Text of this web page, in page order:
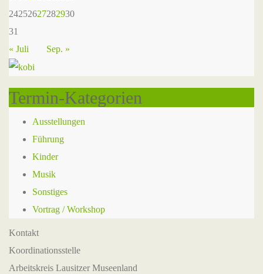
24252627282930
31
« Juli
Sep. »
Termin-Kategorien
Ausstellungen
Führung
Kinder
Musik
Sonstiges
Vortrag / Workshop
Kontakt
Koordinationsstelle
Arbeitskreis Lausitzer Museenland